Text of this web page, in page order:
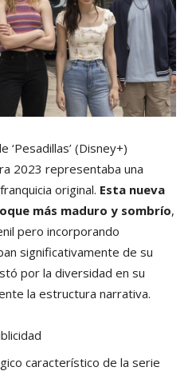
‘Pesadillas’ (Disney+)
2023 representaba una
original. Esta nueva
más maduro y sombrío,
pero incorporando
significativamente de su
por la diversidad en su
la estructura narrativa.
característico de la serie